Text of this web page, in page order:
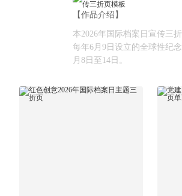
【作品介绍】
本2026年国际档案日宣传三
每年6月9日设立的全球性纪
月8日至14日‌。‌